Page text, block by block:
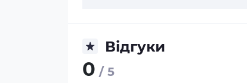
Відгуки
0 / 5